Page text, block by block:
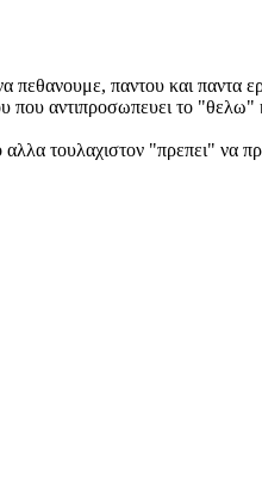
πεθανουμε, παντου και παντα
που αντιπροσωπευει το
αλλα τουλαχιστον "πρεπει" να